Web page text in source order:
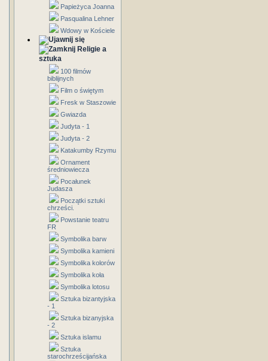
Papieżyca Joanna
Pasqualina Lehner
Wdowy w Kościele
Religie a
sztuka
100 filmów
biblijnych
Film o świętym
Fresk w Staszowie
Gwiazda
Judyta - 1
Judyta - 2
Katakumby Rzymu
Ornament
średniowiecza
Pocałunek
Judasza
Początki sztuki
chrześci.
Powstanie teatru
FR
Symbolika barw
Symbolika kamieni
Symbolika kolorów
Symbolika koła
Symbolika lotosu
Sztuka bizantyjska
- 1
Sztuka bizanyjska
- 2
Sztuka islamu
Sztuka
starochrześcijańska